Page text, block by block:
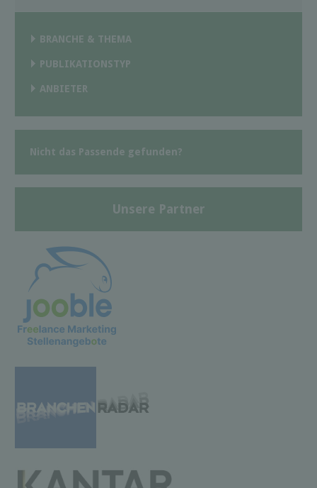
BRANCHE & THEMA
PUBLIKATIONSTYP
ANBIETER
Nicht das Passende gefunden?
Unsere Partner